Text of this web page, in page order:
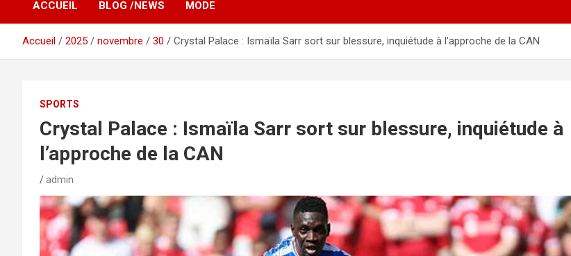
ACCUEIL BLOG /NEWS MODE
Accueil 2025 novembre 30 Crystal Palace : Ismaïla Sarr sort sur blessure, inquiétude à l’approche de la CAN
SPORTS
Crystal Palace : Ismaïla Sarr sort sur blessure, inquiétude à
l’approche de la CAN
admin